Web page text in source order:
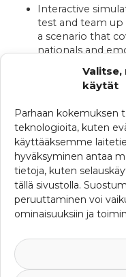
käytät
Parhaan kokemuksen
teknologioita, kuten
käyttääksemme
hyväksyminen antaa
tietoja, kuten
tällä sivustolla.
peruuttaminen voi
ominaisuuksiin ja
Interactive
test and team
a scenario that
nationals and
facilitated by
experts and
Complimentary
Register nowto save
can manage the
conference is free to
Attendance is
KATEGORIAT
Muut koulutukset
Yhdistyskokoukset